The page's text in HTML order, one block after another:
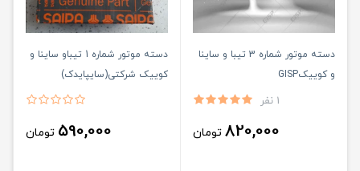
دسته موتور شماره 3 تیبا و ساینا
و کوییکGISP
1 نفر
820,000 تومان
دسته موتور شماره 1 تیباو ساینا و
کوییک شرکتی(سایپایدک)
590,000 تومان